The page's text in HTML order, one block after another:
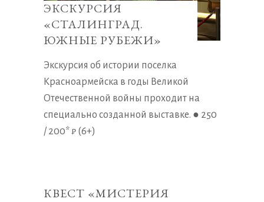
ЭКСКУРСИЯ
«СТАЛИНГРАД.
ЮЖНЫЕ РУБЕЖИ»
Экскурсия об истории поселка
Красноармейска в годы Великой
Отечественной войны проходит на
специально созданной выставке. ● 250
/ 200* ₽ (6+)
КВЕСТ «МИСТЕРИЯ